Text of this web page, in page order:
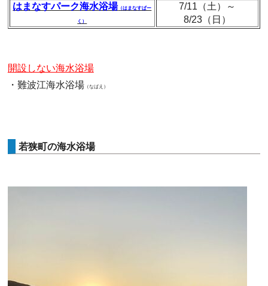
はまなすパーク海水浴場 （はまなすぱー
く）
7/11（土）～
8/23（日）
開設しない海水浴場
・難波江海水浴場 （なばえ）
若狭町の海水浴場